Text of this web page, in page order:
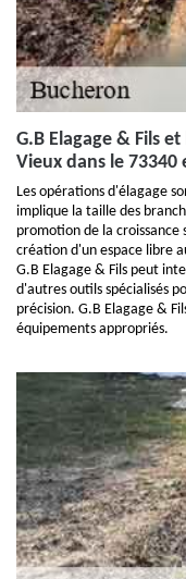
G.B Elagage & Fils
Vieux dans le 73340
Les opérations d'élagage
implique la taille des
promotion de la
création d'un espace libre
G.B Elagage & Fils peut
d'autres outils spécialisés
précision. G.B Elagage &
équipements appropriés.